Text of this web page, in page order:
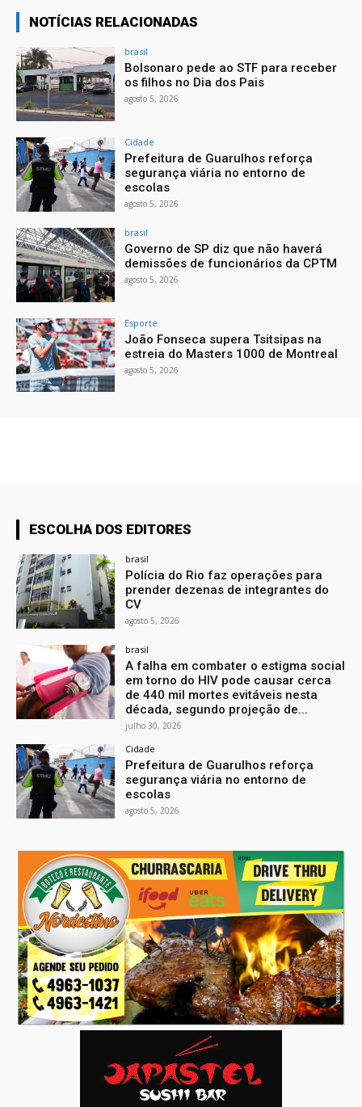
NOTÍCIAS RELACIONADAS
brasil
Bolsonaro pede ao STF para receber
os filhos no Dia dos Pais
agosto 5, 2026
Cidade
Prefeitura de Guarulhos reforça
segurança viária no entorno de
escolas
agosto 5, 2026
brasil
Governo de SP diz que não haverá
demissões de funcionários da CPTM
agosto 5, 2026
Esporte
João Fonseca supera Tsitsipas na
estreia do Masters 1000 de Montreal
agosto 5, 2026
ESCOLHA DOS EDITORES
brasil
Polícia do Rio faz operações para
prender dezenas de integrantes do
CV
agosto 5, 2026
brasil
A falha em combater o estigma social
em torno do HIV pode causar cerca
de 440 mil mortes evitáveis nesta
década, segundo projeção de...
julho 30, 2026
Cidade
Prefeitura de Guarulhos reforça
segurança viária no entorno de
escolas
agosto 5, 2026